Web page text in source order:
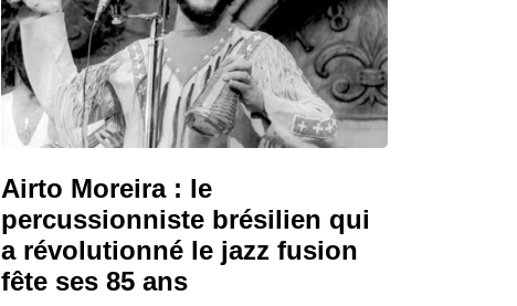
Airto Moreira : le
percussionniste brésilien qui
a révolutionné le jazz fusion
fête ses 85 ans